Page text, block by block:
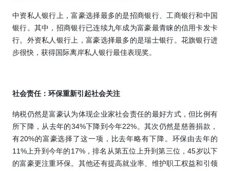
中资私人银行上，富豪选择最多的是招商银行、工商银行和中国
银行。其中，招商银行已连续九年成为富豪最青睐的信用卡发卡
行。外资私人银行上，富豪选择最多的是瑞士银行。花旗银行进
步很快，获得国际离岸私人银行最佳表现奖。
社会责任：环保重新引起社会关注
纳税仍然是富豪认为体现企业家社会责任的最好方式，但比例有
所下降，从去年的34%下降到今年22%。其次仍然是慈善捐款，
有20%的富豪选择了这一项，比去年略有下降。环保由去年的
11% 上升到今年的17%，排名从第五位上升到第三位，45岁以下
的富豪更注重环保。其他还有提高就业率、维护职工权益和引领